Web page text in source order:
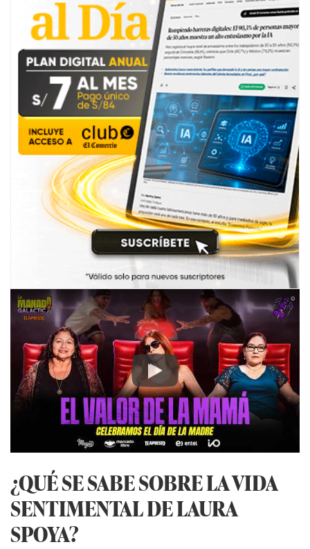
Play
¿QUÉ SE SABE SOBRE LA VIDA
SENTIMENTAL DE LAURA
SPOYA?